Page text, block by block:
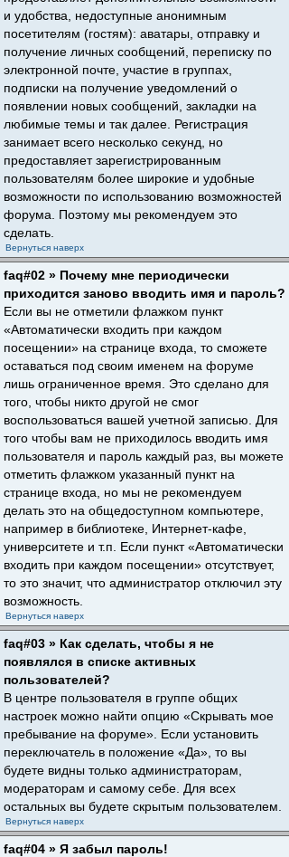
и удобства, недоступные анонимным
посетителям (гостям): аватары, отправку и
получение личных сообщений, переписку по
электронной почте, участие в группах,
подписки на получение уведомлений о
появлении новых сообщений, закладки на
любимые темы и так далее. Регистрация
занимает всего несколько секунд, но
предоставляет зарегистрированным
пользователям более широкие и удобные
возможности по использованию возможностей
форума. Поэтому мы рекомендуем это
сделать.
Вернуться наверх
faq#02 » Почему мне периодически
приходится заново вводить имя и пароль?
Если вы не отметили флажком пункт
«Автоматически входить при каждом
посещении» на странице входа, то сможете
оставаться под своим именем на форуме
лишь ограниченное время. Это сделано для
того, чтобы никто другой не смог
воспользоваться вашей учетной записью. Для
того чтобы вам не приходилось вводить имя
пользователя и пароль каждый раз, вы можете
отметить флажком указанный пункт на
странице входа, но мы не рекомендуем
делать это на общедоступном компьютере,
например в библиотеке, Интернет-кафе,
университете и т.п. Если пункт «Автоматически
входить при каждом посещении» отсутствует,
то это значит, что администратор отключил эту
возможность.
Вернуться наверх
faq#03 » Как сделать, чтобы я не
появлялся в списке активных
пользователей?
В центре пользователя в группе общих
настроек можно найти опцию «Скрывать мое
пребывание на форуме». Если установить
переключатель в положение «Да», то вы
будете видны только администраторам,
модераторам и самому себе. Для всех
остальных вы будете скрытым пользователем.
Вернуться наверх
faq#04 » Я забыл пароль!